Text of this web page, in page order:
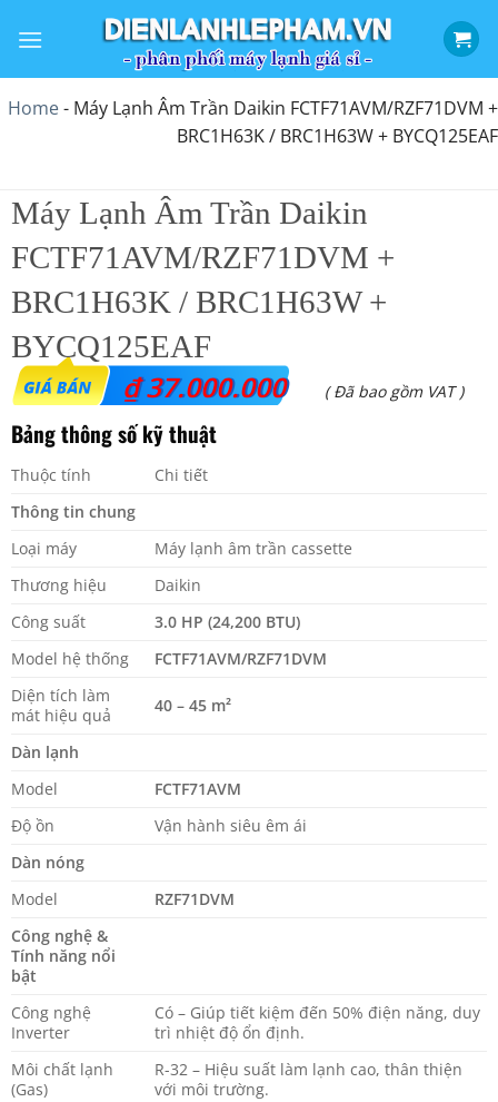
qua
dung
Home- Máy Lạnh Âm Trần Daikin FCTF71AVM/RZF71DVM +
BRC1H63K / BRC1H63W + BYCQ125EAF
Máy Lạnh Âm Trần Daikin
FCTF71AVM/RZF71DVM +
BRC1H63K / BRC1H63W +
BYCQ125EAF
₫37.000.000 ( Đã bao gồm VAT )
Bảng thông số kỹ thuật
Thuộc tính
Chi tiết
Thông tin chung
Loại máy
Máy lạnh âm trần cassette
Thương hiệu
Daikin
Công suất
3.0 HP (24,200 BTU)
Model hệ thống
FCTF71AVM/RZF71DVM
Diện tích làm
mát hiệu quả
40 – 45 m²
Dàn lạnh
Model
FCTF71AVM
Độ ồn
Vận hành siêu êm ái
Dàn nóng
Model
RZF71DVM
Công nghệ &
Tính năng nổi
bật
Công nghệ
Inverter
Có – Giúp tiết kiệm đến 50% điện năng, duy
trì nhiệt độ ổn định.
Môi chất lạnh
(Gas)
R-32 – Hiệu suất làm lạnh cao, thân thiện
với môi trường.